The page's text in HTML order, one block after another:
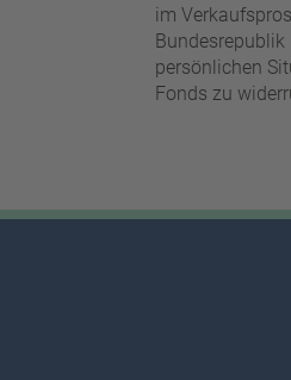
im
persönlichen
Fonds zu